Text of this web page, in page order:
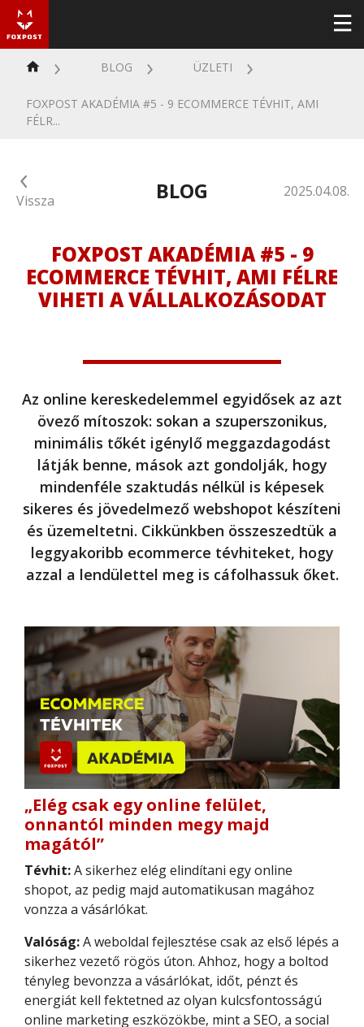
BLOG ÜZLETI
FOXPOST AKADÉMIA #5 - 9 ECOMMERCE TÉVHIT, AMI
FÉLR...
Vissza BLOG 2025.04.08.
FOXPOST AKADÉMIA #5 - 9
ECOMMERCE TÉVHIT, AMI FÉLRE
VIHETI A VÁLLALKOZÁSODAT
Az online kereskedelemmel egyidősek az azt
övező mítoszok: sokan a szuperszonikus,
minimális tőkét igénylő meggazdagodást
látják benne, mások azt gondolják, hogy
mindenféle szaktudás nélkül is képesek
sikeres és jövedelmező webshopot készíteni
és üzemeltetni. Cikkünkben összeszedtük a
leggyakoribb ecommerce tévhiteket, hogy
azzal a lendülettel meg is cáfolhassuk őket.
„Elég csak egy online felület,
onnantól minden megy majd
magától”
Tévhit:A sikerhez elég elindítani egy online
shopot, az pedig majd automatikusan magához
vonzza a vásárlókat.
Valóság:A weboldal fejlesztése csak az első lépés a
sikerhez vezető rögös úton. Ahhoz, hogy a boltod
tényleg bevonzza a vásárlókat, időt, pénzt és
energiát kell fektetned az olyan kulcsfontosságú
online marketing eszközökbe, mint a SEO, a social